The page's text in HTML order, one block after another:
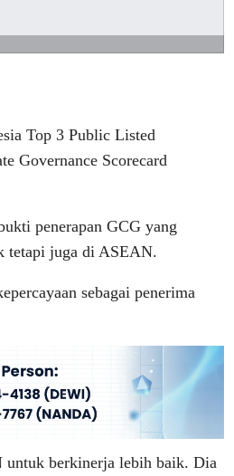
Top 3 Public Listed
Governance Scorecard
penerapan GCG yang
tetapi juga di ASEAN.
sebagai penerima
untuk berkinerja lebih baik. Dia